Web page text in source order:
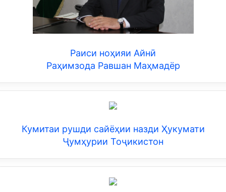
Раиси ноҳияи Айнӣ
Раҳимзода Равшан Маҳмадёр
Кумитаи рушди сайёҳии назди Ҳукумати
Ҷумҳурии Тоҷикистон